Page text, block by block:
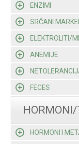
ENZIMI
SRČANI
ELEKTROLITI/
ANEMIJE
FECES
HORMONI I